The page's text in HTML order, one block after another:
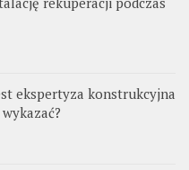
ekspertyza konstrukcyjna